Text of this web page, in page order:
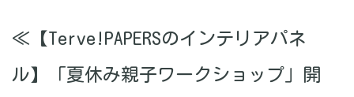
≪【Terve!PAPERSのインテリアパネ
ル】「夏休み親子ワークショップ」開